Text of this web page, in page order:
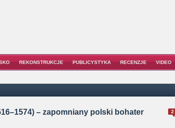
REKONSTRUKCJE PUBLICYSTYKA RECENZJE VIDEO
2
– zapomniany polski bohater